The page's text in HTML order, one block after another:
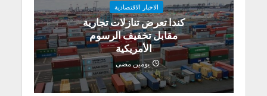
الاخبار الاقتصادية
كندا تعرض تنازلات تجارية
مقابل تخفيف الرسوم
الأمريكية
يومين مضى